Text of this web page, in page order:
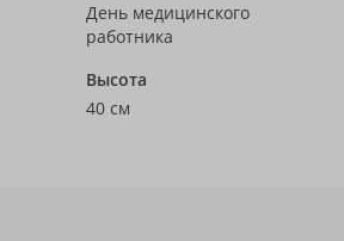
День медицинского
работника
Высота
40 см